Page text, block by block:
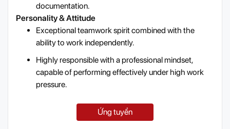
documentation.
Personality & Attitude
Exceptional teamwork spirit combined with the
ability to work independently.
Highly responsible with a professional mindset,
capable of performing effectively under high work
pressure.
Ứng tuyển